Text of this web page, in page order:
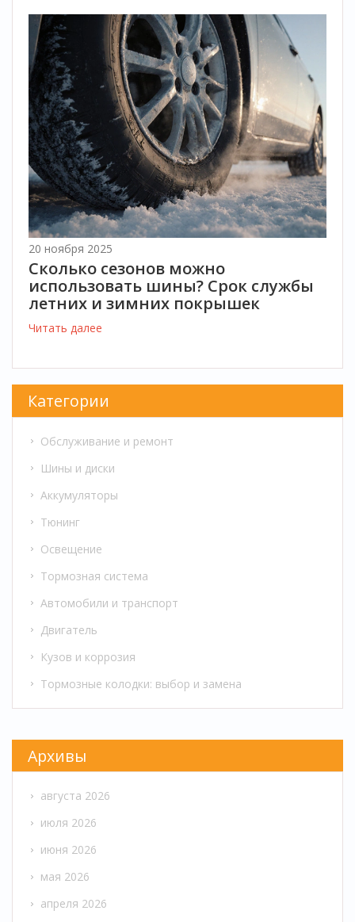
20 ноября 2025
Сколько сезонов можно
использовать шины? Срок службы
летних и зимних покрышек
Читать далее
Категории
Обслуживание и ремонт
Шины и диски
Аккумуляторы
Тюнинг
Освещение
Тормозная система
Автомобили и транспорт
Двигатель
Кузов и коррозия
Тормозные колодки: выбор и замена
Архивы
августа 2026
июля 2026
июня 2026
мая 2026
апреля 2026